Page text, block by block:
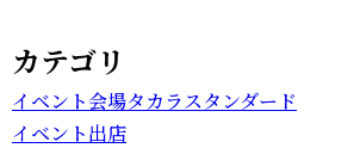
カテゴリ
イベント会場タカラスタンダード
イベント出店